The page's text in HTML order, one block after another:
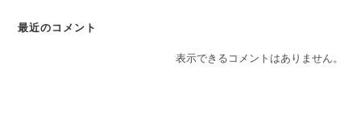
最近のコメント
表示できるコメントはありません。